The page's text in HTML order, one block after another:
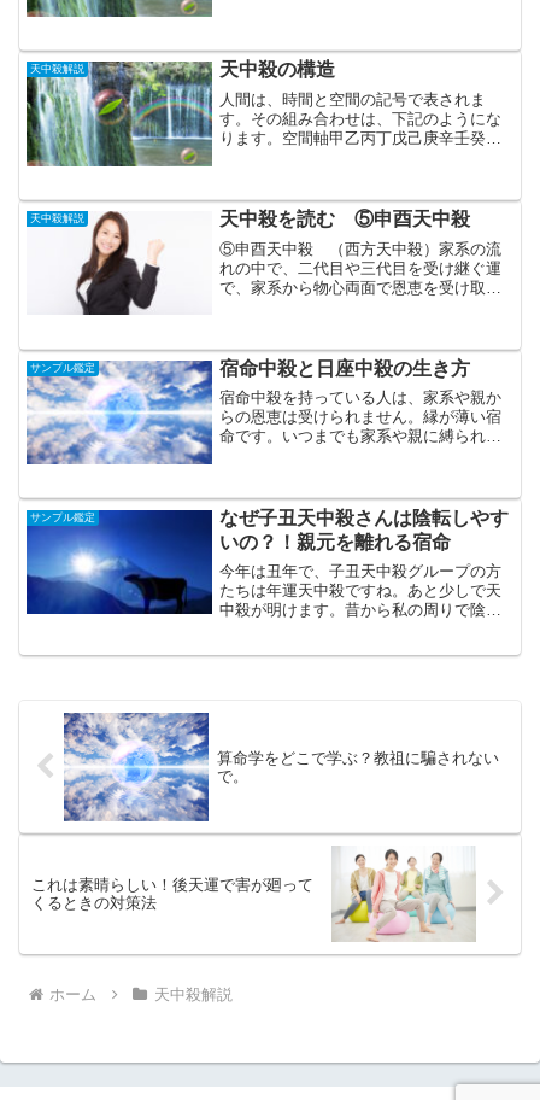
間。 1年（12か月）ごとに、2か月間。
12年ご...
天中殺解説 天中殺の構造
人間は、時間と空間の記号で表されま
す。その組み合わせは、下記のようにな
ります。空間軸甲乙丙丁戊己庚辛壬癸時
が2個足りません。時間...
天中殺解説 天中殺を読む ⑤申酉天中殺
⑤申酉天中殺 （西方天中殺）家系の流
れの中で、二代目や三代目を受け継ぐ運
で、家系から物心両面で恩恵を受け取り
つも落ち着きのない人です...
サンプル鑑定 宿命中殺と日座中殺の生き方
宿命中殺を持っている人は、家系や親か
らの恩恵は受けられません。縁が薄い宿
命です。いつまでも家系や親に縛られて
いつまでたってもモヤモヤした気持ちの
まま充足感を得ることがで...
サンプル鑑定
なぜ子丑天中殺さんは陰転しやす
いの？！親元を離れる宿命
今年は丑年で、子丑天中殺グループの方
たちは年運天中殺ですね。あと少しで天
中殺が明けます。昔から私の周りで陰転
算命学をどこで学ぶ？教祖に騙されない
で。
これは素晴らしい！後天運で害が廻って
くるときの対策法
ホーム 天中殺解説